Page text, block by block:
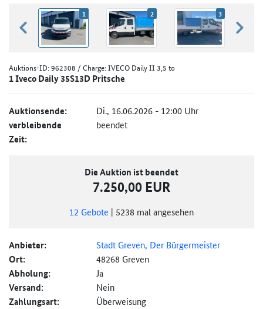
zurück blättern
1 2 3
Auktions-ID:962308 / Charge: IVECO Daily II 3,5 to
1 Iveco Daily 35S13D Pritsche
Auktionsende: Di., 16.06.2026 - 12:00 Uhr
verbleibende
Zeit:
beendet
Die Auktion ist beendet
7.250,00 EUR
12 Gebote | 5238 mal angesehen
Anbieter: Stadt Greven, Der Bürgermeister
Ort: 48268 Greven
Abholung: Ja
Versand: Nein
Zahlungsart: Überweisung